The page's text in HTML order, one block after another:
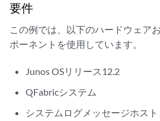
要件
この例では、以下のハードウェア
ポーネントを使用しています。
Junos OSリリース12.2
QFabricシステム
システムログメッセージホス